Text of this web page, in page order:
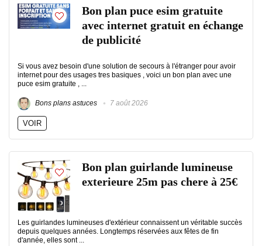
Bon plan puce esim gratuite
avec internet gratuit en échange
de publicité
Si vous avez besoin d'une solution de secours à l'étranger pour avoir
internet pour des usages tres basiques , voici un bon plan avec une
puce esim gratuite , ...
Bons plans astuces 7 août 2026
VOIR
Bon plan guirlande lumineuse
exterieure 25m pas chere à 25€
Les guirlandes lumineuses d'extérieur connaissent un véritable succès
depuis quelques années. Longtemps réservées aux fêtes de fin
d'année, elles sont ...